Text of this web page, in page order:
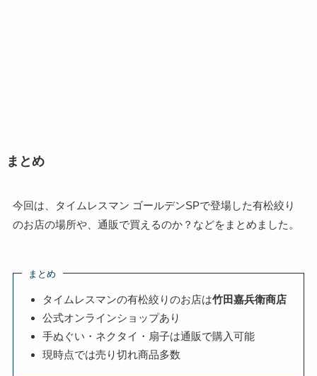
まとめ
今回は、タイムレスマン ゴールデンSPで登場した有松絞り
のお店の場所や、通販で買えるのか？などをまとめました。
まとめ
タイムレスマンの有松絞りのお店は竹田嘉兵衛商店
公式オンラインショップあり
手ぬぐい・ネクタイ・扇子は通販で購入可能
現時点では売り切れ商品多数